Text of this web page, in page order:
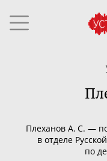
Плеханов А. С. —
в отделе
по